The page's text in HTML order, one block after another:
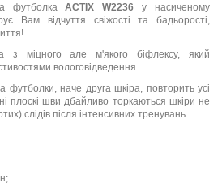
футболкаACTIX W2236 у насиченому
Вам відчуття свіжості та бадьорості,
з міцного але м'якого біфлексу, який
вологовідведення.
футболки, наче друга шкіра, повторить усі
плоскі шви дбайливо торкаються шкіри не
слідів після інтенсивних тренувань.